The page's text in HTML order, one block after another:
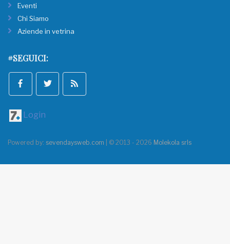
Eventi
Chi Siamo
Aziende in vetrina
#SEGUICI:
Login
Powered by: sevendaysweb.com | © 2013 - 2026 Molekola srls